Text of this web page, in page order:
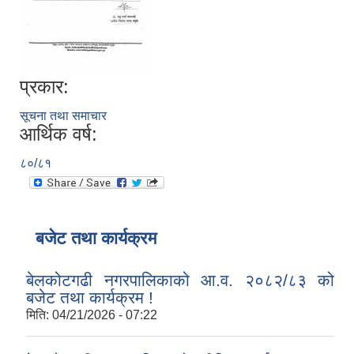
प्रकार:
सूचना तथा समाचार
आर्थिक वर्ष:
८०/८१
बजेट तथा कार्यक्रम
बेलकोटगढी नगरपालिकाको आ.व. २०८२/८३ को
बजेट तथा कार्यक्रम !
मिति: 04/21/2026 - 07:22